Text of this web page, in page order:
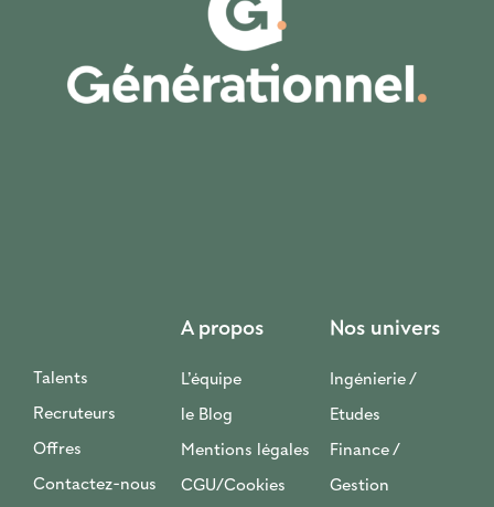
Talents
Recruteurs
Offres
Contactez-nous
A propos
L’équipe
le Blog
Mentions légales
CGU/Cookies
Nos univers
Ingénierie /
Etudes
Finance /
Gestion